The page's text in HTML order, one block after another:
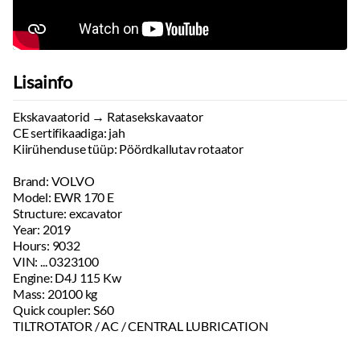
Lisainfo
Ekskavaatorid → Ratasekskavaator
CE sertifikaadiga: jah
Kiirühenduse tüüp: Pöördkallutav rotaator
Brand: VOLVO
Model: EWR 170 E
Structure: excavator
Year: 2019
Hours: 9032
VIN: ... 0323100
Engine: D4J 115 Kw
Mass: 20100 kg
Quick coupler: S60
TILTROTATOR / AC / CENTRAL LUBRICATION